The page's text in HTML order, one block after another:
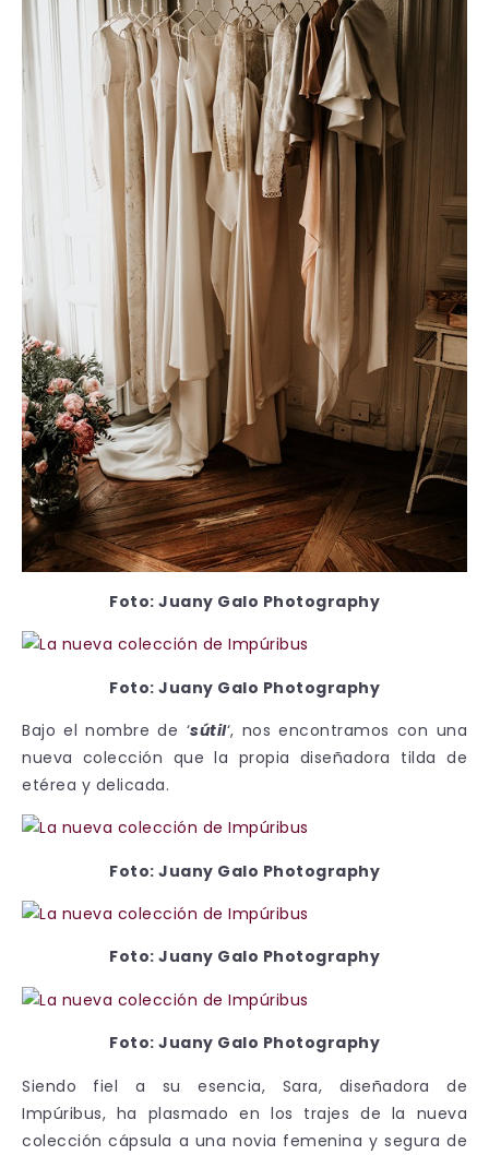
Foto: Juany Galo Photography
Foto: Juany Galo Photography
Bajo el nombre de ‘sútil‘, nos encontramos con una
nueva colección que la propia diseñadora tilda de
etérea y delicada.
Foto: Juany Galo Photography
Foto: Juany Galo Photography
Foto: Juany Galo Photography
Siendo fiel a su esencia, Sara, diseñadora de
Impúribus, ha plasmado en los trajes de la nueva
colección cápsula a una novia femenina y segura de